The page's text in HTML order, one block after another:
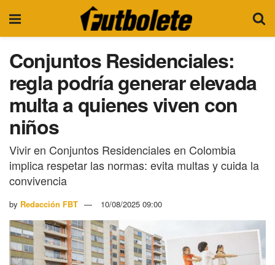
Conjuntos Residenciales:
regla podría generar elevada
multa a quienes viven con
niños
Vivir en Conjuntos Residenciales en Colombia
implica respetar las normas: evita multas y cuida la
convivencia
by Redacción FBT 10/08/2025 09:00